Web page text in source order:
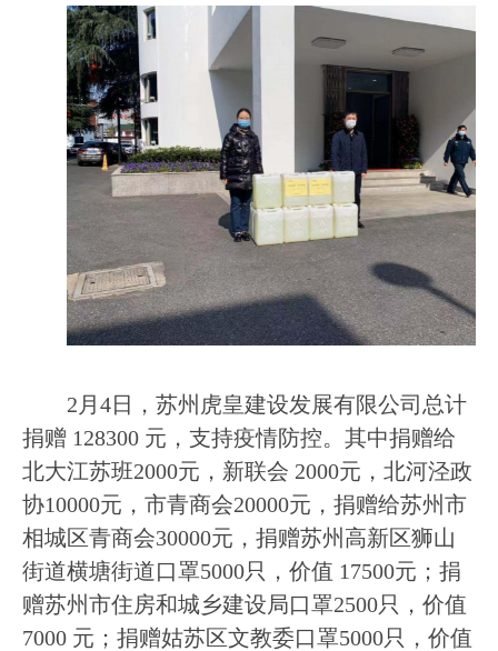
2 月 4日，苏州虎皇建设发展有限公司总计
捐赠 128300 元，支持疫情防控。其中捐赠给
北大江苏班2000元，新联会 2000元，北河泾政
协10000元，市青商会20000元，捐赠给苏州市
相城区青商会30000元，捐赠苏州高新区狮山
街道横塘街道口罩5000只，价值 17500元；捐
赠苏州市住房和城乡建设局口罩2500只，价值
7000 元；捐赠姑苏区文教委口罩5000只，价值